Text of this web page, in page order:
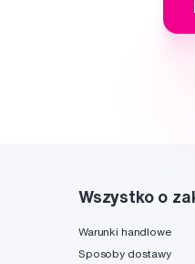
Wszystko o
Warunki handlowe
Sposoby dostawy